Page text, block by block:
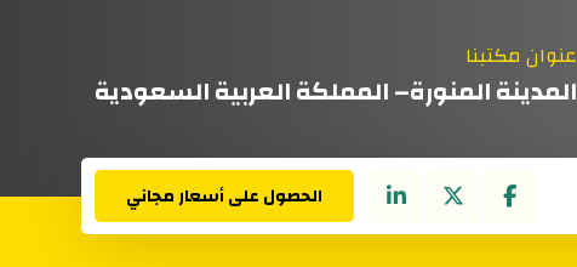
عنوان مكتبنا
المدينة المنورة– المملكة العربية السعودية
الحصول على أسعار مجاني